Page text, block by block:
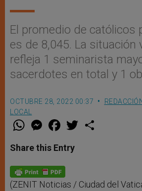
El promedio de católicos
es de 8,045. La situación
refleja 1 seminarista
sacerdotes en total y 1
OCTUBRE 28, 2022 00:37
LOCAL
W
t
s
p
p
M
e
s
e
g
e
r
F
a
e
b
o
k
w
Share this Entry
(ZENIT Noticias / Ciudad del